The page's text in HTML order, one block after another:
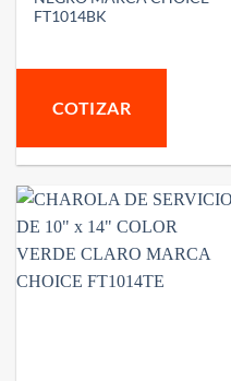
FT1014BK
COTIZAR